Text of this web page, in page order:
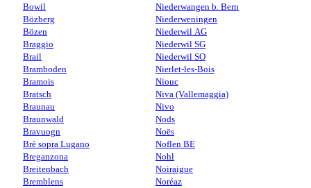
Bowil
Bözberg
Bözen
Braggio
Brail
Bramboden
Bramois
Bratsch
Braunau
Braunwald
Bravuogn
Brè sopra Lugano
Breganzona
Breitenbach
Bremblens
Niederwangen b. Bern
Niederweningen
Niederwil AG
Niederwil SG
Niederwil SO
Nierlet-les-Bois
Niouc
Niva (Vallemaggia)
Nivo
Nods
Noës
Noflen BE
Nohl
Noiraigue
Noréaz